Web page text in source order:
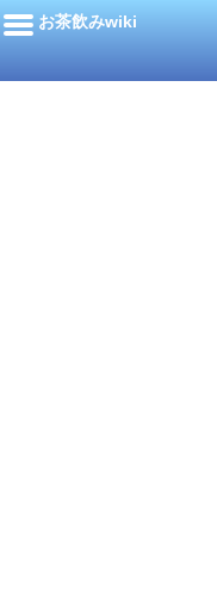
お茶飲みwiki